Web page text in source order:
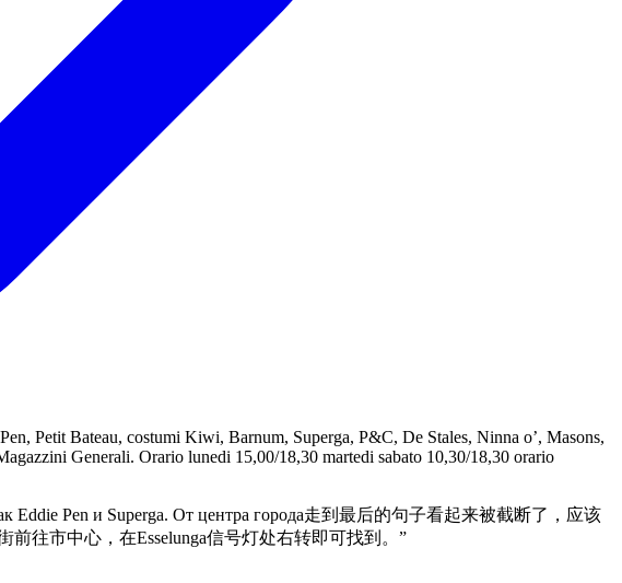
Petit Bateau, costumi Kiwi, Barnum, Superga, P&C, De Stales, Ninna o’, Masons,
Generali. Orario lunedi 15,00/18,30 martedi sabato 10,30/18,30 orario
Eddie Pen и Superga. От центра города走到最后的句子看起来被截断了，应该
前往市中心，在Esselunga信号灯处右转即可找到。”